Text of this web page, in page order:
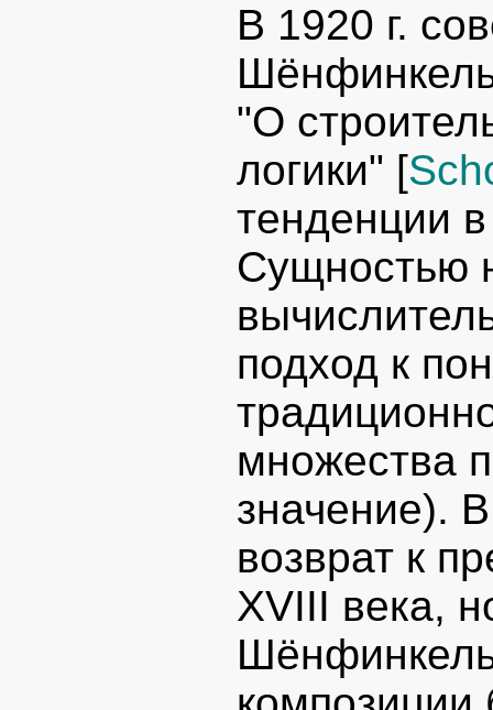
В 1920 г.
"О
логики" [
тенденции
Сущностью
подход к
множества
значение).
возврат к
XVIII века,